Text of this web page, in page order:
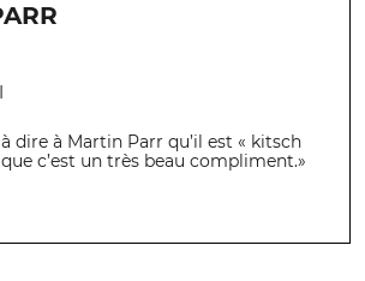
à dire à Martin Parr qu’il est « kitsch
c’est un très beau compliment.»